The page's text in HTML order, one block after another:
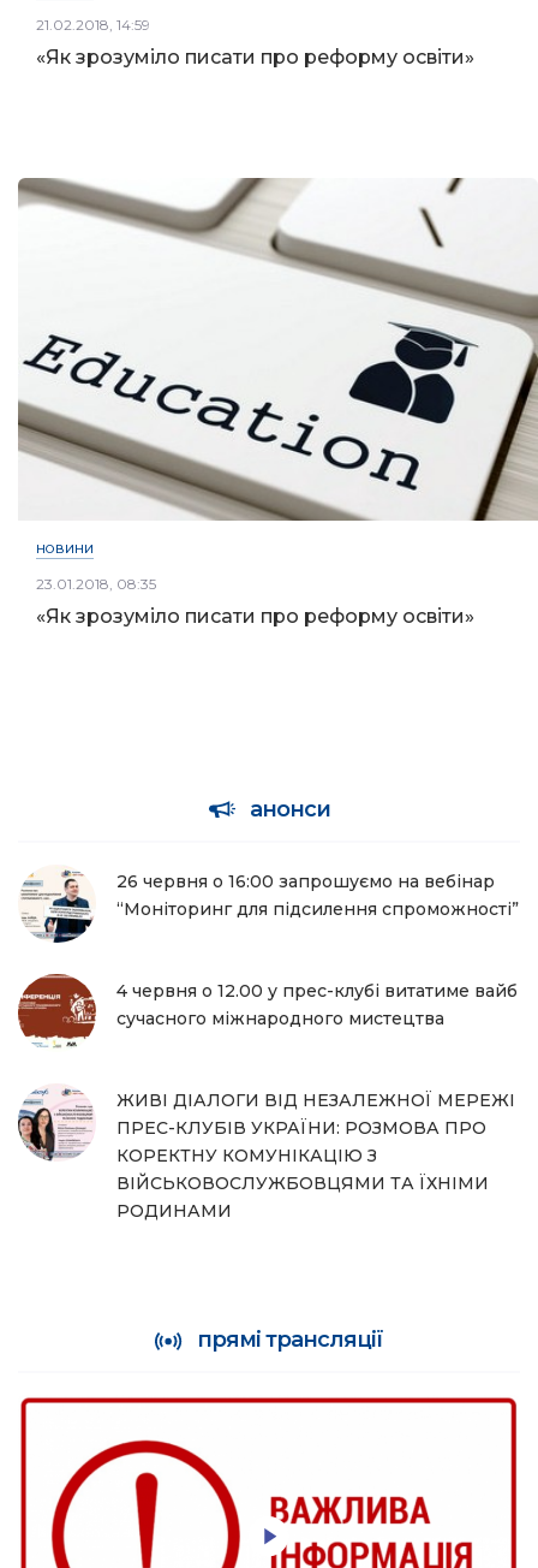
21.02.2018, 14:59
«Як зрозуміло писати про реформу освіти»
НОВИНИ
23.01.2018, 08:35
«Як зрозуміло писати про реформу освіти»
анонси
26 червня о 16:00 запрошуємо на вебінар
“Моніторинг для підсилення спроможності”
4 червня о 12.00 у прес-клубі витатиме вайб
сучасного міжнародного мистецтва
ЖИВІ ДІАЛОГИ ВІД НЕЗАЛЕЖНОЇ МЕРЕЖІ
ПРЕС-КЛУБІВ УКРАЇНИ: РОЗМОВА ПРО
КОРЕКТНУ КОМУНІКАЦІЮ З
ВІЙСЬКОВОСЛУЖБОВЦЯМИ ТА ЇХНІМИ
РОДИНАМИ
прямі трансляції